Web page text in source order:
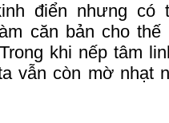
điển nhưng có
căn bản cho
Trong khi nếp tâm
vẫn còn mờ nhạt